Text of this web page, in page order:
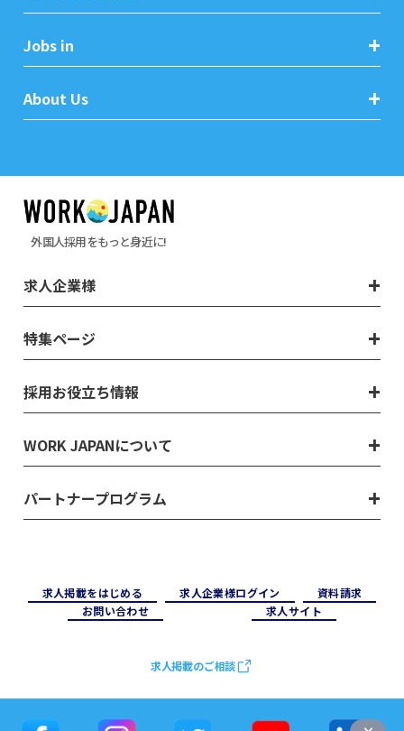
Jobs in
About Us
外国人採用をもっと身近に!
求人企業様
特集ページ
採用お役立ち情報
WORK JAPANについて
パートナープログラム
求⼈掲載をはじめる 求⼈企業様ログイン
資料請求
お問い合わせ
求⼈サイト
求人掲載のご相談